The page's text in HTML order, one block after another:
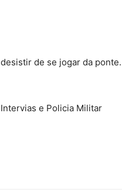
de se jogar da ponte.
e Policia Militar